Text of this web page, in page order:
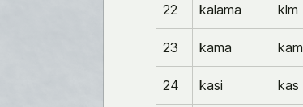
22 kalama klm
23 kama kam
24 kasi kas